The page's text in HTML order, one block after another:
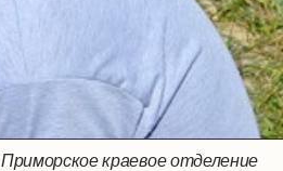
Приморское краевое отделение
Приморское краевое отделение
Приморское краевое отделение
Приморское краевое отделение
Приморское краевое отделение
Приморское краевое отделение
Приморское краевое отделение